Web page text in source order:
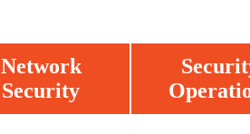
Network
Security